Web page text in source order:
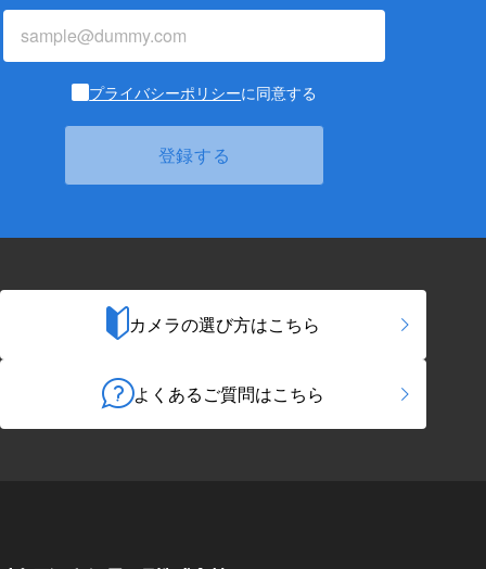
プライバシーポリシーに同意する
カメラの選び方はこちら
よくあるご質問はこちら